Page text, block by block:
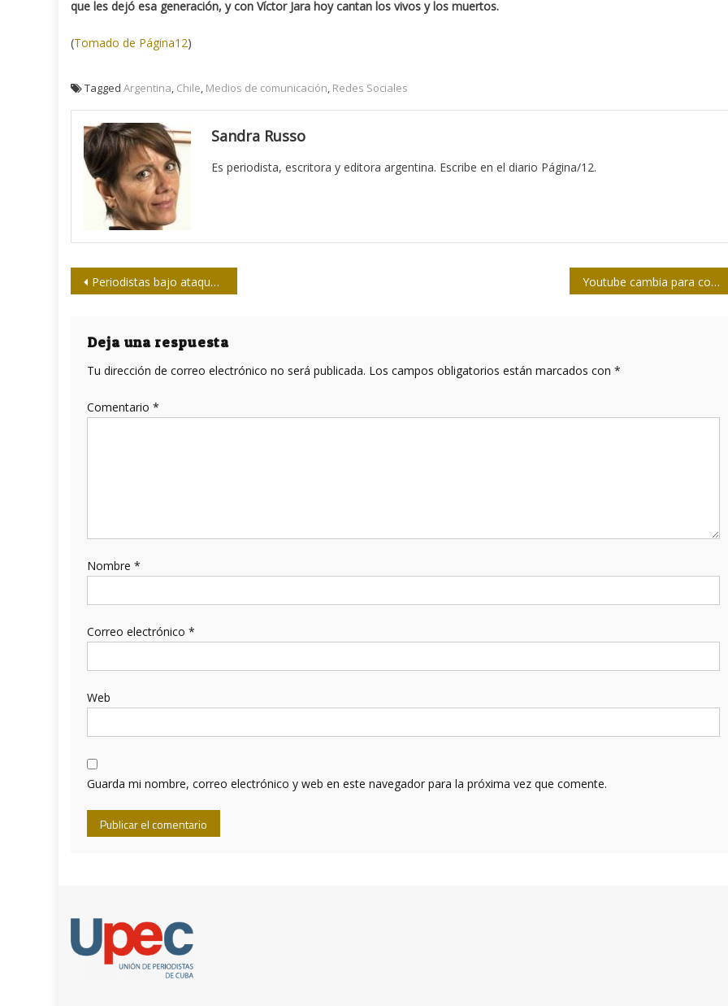
que les dejó esa generación, y con Víctor Jara hoy cantan los vivos y los muertos.
(Tomado de Página12)
Tagged Argentina, Chile, Medios de comunicación, Redes Sociales
Sandra Russo
Es periodista, escritora y editora argentina. Escribe en el diario Página/12.
Navegación
entradas
Periodistas bajo ataque en Bolivia: Declaración de la UPEC Youtube cambia para computadoras de escritorio y tablets
Deja una respuesta
Tu dirección de correo electrónico no será publicada. Los campos obligatorios están marcados con *
Comentario *
Nombre *
Correo electrónico *
Web
Guarda mi nombre, correo electrónico y web en este navegador para la próxima vez que comente.